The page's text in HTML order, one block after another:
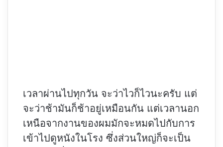
เวลาผ่านไปทุกวัน จะว่าไวก็ไวนะครับ แต่
จะว่าช้ามันก็ช้าอยู่เหมือนกัน แต่เวลานอก
เหนือจากงานของผมมักจะหมดไปกับการ
เข้าไปดูหนังในโรง ซึ่งส่วนใหญ่ก็จะเป็น